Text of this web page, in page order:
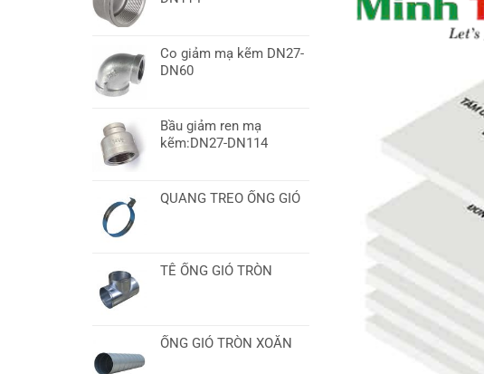
Co giảm mạ kẽm DN27-
DN60
Bầu giảm ren mạ
kẽm:DN27-DN114
QUANG TREO ỐNG GIÓ
TÊ ỐNG GIÓ TRÒN
ỐNG GIÓ TRÒN XOẮN